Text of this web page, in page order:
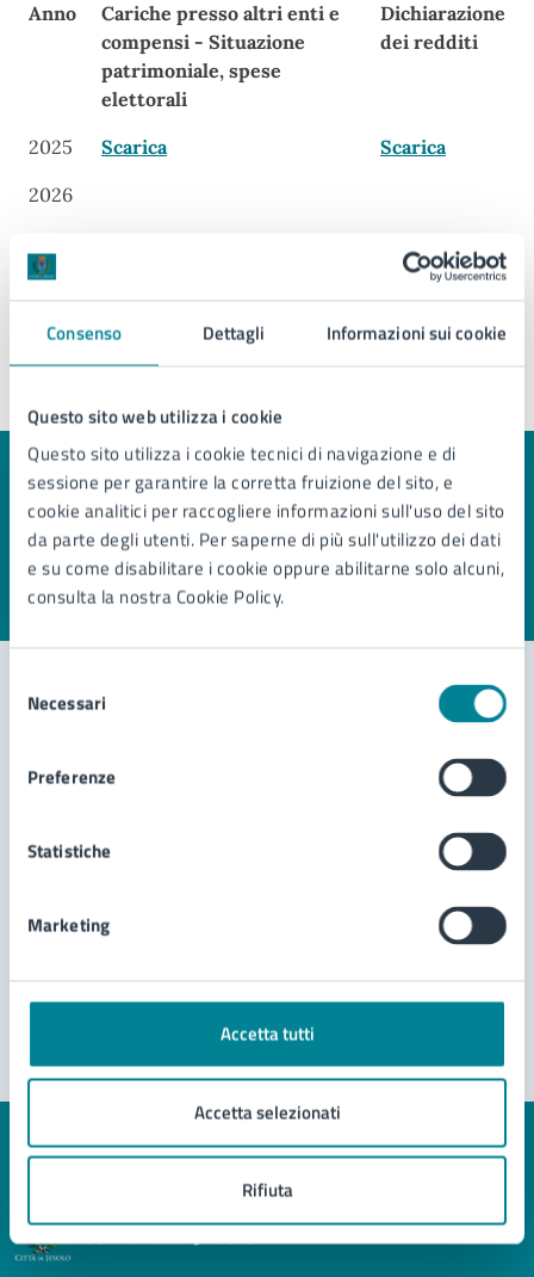
Consenso Dettagli Informazioni sui cookie
Questo sito web utilizza i cookie
Questo sito utilizza i cookie tecnici di navigazione e di
sessione per garantire la corretta fruizione del sito, e
cookie analitici per raccogliere informazioni sull'uso del sito
da parte degli utenti. Per saperne di più sull'utilizzo dei dati
e su come disabilitare i cookie oppure abilitarne solo alcuni,
consulta la nostra Cookie Policy.
delNecessari
Preferenze
Statistiche
Marketing
Accetta tutti
Accetta selezionati
Rifiuta
Anno
Cariche presso altri enti e
compensi - Situazione
patrimoniale, spese
elettorali
Dichiarazione
dei redditi
Anno
Cariche presso altri enti e
Dichiarazione
2025 Scarica
Scarica
2026
Ultimo aggiornamento:27/05/2026, 09:59
Quanto sono chiare le informazioni su questa
pagina?
Valuta 5 stelle su 5
Valuta 4 stelle su 5
Valuta 3 stelle su 5
Valuta 2 stelle su 5
Valuta 1 stelle su 5
Leggi le domande frequenti
Richiedi assistenza
Segnala disservizio
Comune di Jesolo